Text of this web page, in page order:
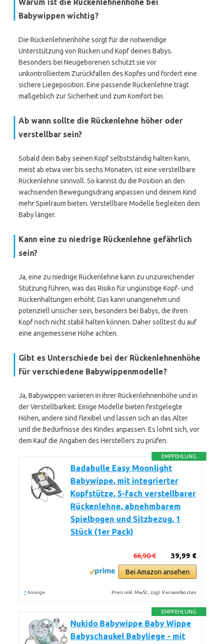
Warum ist die Rückenlehnenhöhe bei
Babywippen wichtig?
Die Rückenlehnenhöhe sorgt für die notwendige
Unterstützung von Rücken und Kopf deines Babys.
Besonders bei Neugeborenen schützt sie vor
unkontrolliertem Zurückfallen des Kopfes und fördert eine
sichere Liegeposition. Eine passende Rückenlehne trägt
maßgeblich zur Sicherheit und zum Komfort bei.
Ab wann sollte die Rückenlehne höher oder
verstellbar sein?
Sobald dein Baby seinen Kopf selbstständig halten kann,
meist ab etwa vier bis sechs Monaten, ist eine verstellbare
Rückenlehne sinnvoll. So kannst du die Position an den
wachsenden Bewegungsdrang anpassen und deinem Kind
mehr Spielraum bieten. Verstellbare Modelle begleiten dein
Baby länger.
Kann eine zu niedrige Rückenlehne gefährlich
sein?
Ja, eine zu niedrige Rückenlehne kann zu unzureichender
Stützung führen, was das Risiko für ungünstige Kopf- und
Rückenhaltungen erhöht. Das kann unangenehm und
potenziell unsicher sein, besonders bei Babys, die ihren
Kopf noch nicht stabil halten können. Daher solltest du auf
eine angemessene Höhe achten.
Gibt es Unterschiede bei der Rückenlehnenhöhe
für verschiedene Babywippenmodelle?
Ja, Babywippen variieren in ihrer Rückenlehnenhöhe und in
der Verstellbarkeit. Einige Modelle bieten festgelegte
Höhen, andere sind flexibel und lassen sich an das Alter
und die Bedürfnisse des Kindes anpassen. Es lohnt sich, vor
dem Kauf die Angaben des Herstellers zu prüfen.
EMPFEHLUNG
Badabulle Easy Moonlight
Babywippe, mit integrierter
Kopfstütze, 5-fach verstellbarer
Rückenlehne, abnehmbarem
Spielbogen und Sitzbezug, 1
Stück (1er Pack)
39,99 €
66,90 €
Bei Amazon ansehen
* Anzeige Preis inkl. MwSt., zzgl. Versandkosten
EMPFEHLUNG
Nukido Babywippe Baby Wippe
Babyschaukel Babyliege - mit